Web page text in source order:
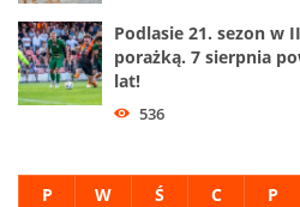
Podlasie 21. sezon w
porażką. 7 sierpnia
lat!
536
P W Ś C P